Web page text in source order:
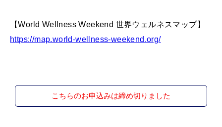
【World Wellness Weekend 世界ウェルネスマップ】
https://map.world-wellness-weekend.org/
こちらのお申込みは締め切りました